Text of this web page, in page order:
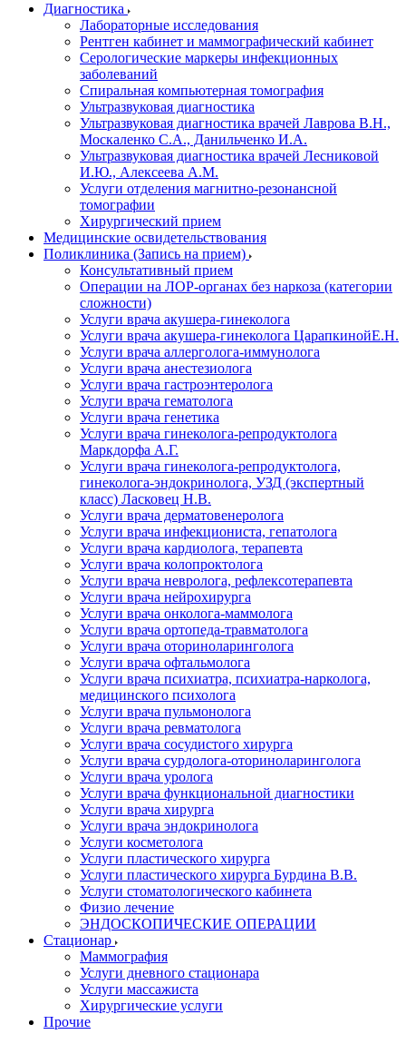
Диагностика
Лабораторные исследования
Рентген кабинет и маммографический кабинет
Серологические маркеры инфекционных
заболеваний
Спиральная компьютерная томография
Ультразвуковая диагностика
Ультразвуковая диагностика врачей Лаврова В.Н.,
Москаленко С.А., Данильченко И.А.
Ультразвуковая диагностика врачей Лесниковой
И.Ю., Алексеева А.М.
Услуги отделения магнитно-резонансной
томографии
Хирургический прием
Медицинские освидетельствования
Поликлиника (Запись на прием)
Консультативный прием
Операции на ЛОР-органах без наркоза (категории
сложности)
Услуги врача акушера-гинеколога
Услуги врача акушера-гинеколога ЦарапкинойЕ.Н.
Услуги врача аллерголога-иммунолога
Услуги врача анестезиолога
Услуги врача гастроэнтеролога
Услуги врача гематолога
Услуги врача генетика
Услуги врача гинеколога-репродуктолога
Маркдорфа А.Г.
Услуги врача гинеколога-репродуктолога,
гинеколога-эндокринолога, УЗД (экспертный
класс) Ласковец Н.В.
Услуги врача дерматовенеролога
Услуги врача инфекциониста, гепатолога
Услуги врача кардиолога, терапевта
Услуги врача колопроктолога
Услуги врача невролога, рефлексотерапевта
Услуги врача нейрохирурга
Услуги врача онколога-маммолога
Услуги врача ортопеда-травматолога
Услуги врача оториноларинголога
Услуги врача офтальмолога
Услуги врача психиатра, психиатра-нарколога,
медицинского психолога
Услуги врача пульмонолога
Услуги врача ревматолога
Услуги врача сосудистого хирурга
Услуги врача сурдолога-оториноларинголога
Услуги врача уролога
Услуги врача функциональной диагностики
Услуги врача хирурга
Услуги врача эндокринолога
Услуги косметолога
Услуги пластического хирурга
Услуги пластического хирурга Бурдина В.В.
Услуги стоматологического кабинета
Физио лечение
ЭНДОСКОПИЧЕСКИЕ ОПЕРАЦИИ
Стационар
Маммография
Услуги дневного стационара
Услуги массажиста
Хирургические услуги
Прочие